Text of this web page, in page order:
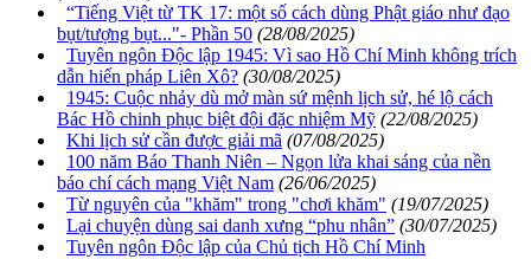
“Tiếng Việt từ TK 17: một số cách dùng Phật giáo như đạo
bụt/tượng bụt..."- Phần 50 (28/08/2025)
Tuyên ngôn Độc lập 1945: Vì sao Hồ Chí Minh không trích
dẫn hiến pháp Liên Xô? (30/08/2025)
1945: Cuộc nhảy dù mở màn sứ mệnh lịch sử, hé lộ cách
Bác Hồ chinh phục biệt đội đặc nhiệm Mỹ (22/08/2025)
Khi lịch sử cần được giải mã (07/08/2025)
100 năm Báo Thanh Niên – Ngọn lửa khai sáng của nền
báo chí cách mạng Việt Nam (26/06/2025)
Từ nguyên của "khăm" trong "chơi khăm" (19/07/2025)
Lại chuyện dùng sai danh xưng “phu nhân” (30/07/2025)
Tuyên ngôn Độc lập của Chủ tịch Hồ Chí Minh